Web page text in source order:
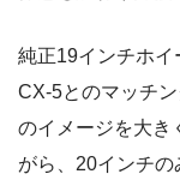
純正19インチホイ
CX-5とのマッチ
のイメージを大き
がら、20インチ